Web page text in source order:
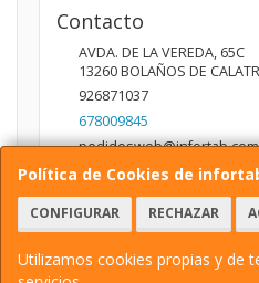
Política de Cookies de
CONFIGURAR RECHAZAR
Utilizamos cookies propias y de
Contacto
AVDA. DE LA VEREDA, 65C
13260BOLAÑOS DE
926871037
678009845
pedidosweb@infortab.com
Horario
10:00 A 14:00 17:00 A 20:30